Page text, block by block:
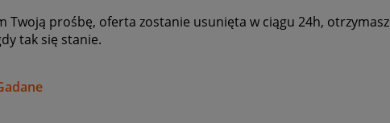
Twoją prośbę, oferta zostanie usunięta w ciągu 24h, otrzymasz
tak się stanie.